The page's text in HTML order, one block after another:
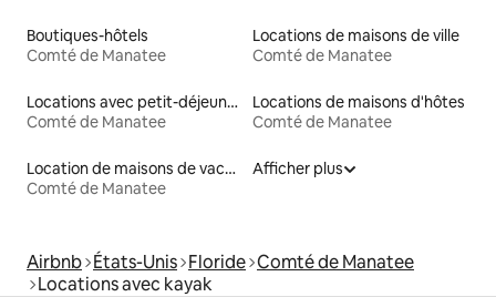
Boutiques-hôtels
Comté de Manatee
Locations de maisons de ville
Comté de Manatee
Locations avec petit-déjeuner
Comté de Manatee
Locations de maisons d'hôtes
Comté de Manatee
Location de maisons de vacances
Comté de Manatee
Afficher plus
Airbnb États-Unis Floride Comté de Manatee
Locations avec kayak